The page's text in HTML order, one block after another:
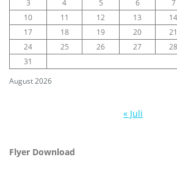
August 2026
3
4 5 6 7
10
11 12 13 14
17
18 19 20 21
24
25 26 27 28
31
« Juli
Flyer Download